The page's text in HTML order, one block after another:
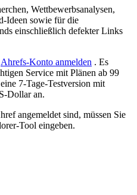
Wettbewerbsanalysen,
Ideen sowie für die
einschließlich defekter Links
Ahrefs-Konto anmelden . Es
Service mit Plänen ab 99
7-Tage-Testversion mit
Dollar an.
angemeldet sind, müssen Sie
Tool eingeben.